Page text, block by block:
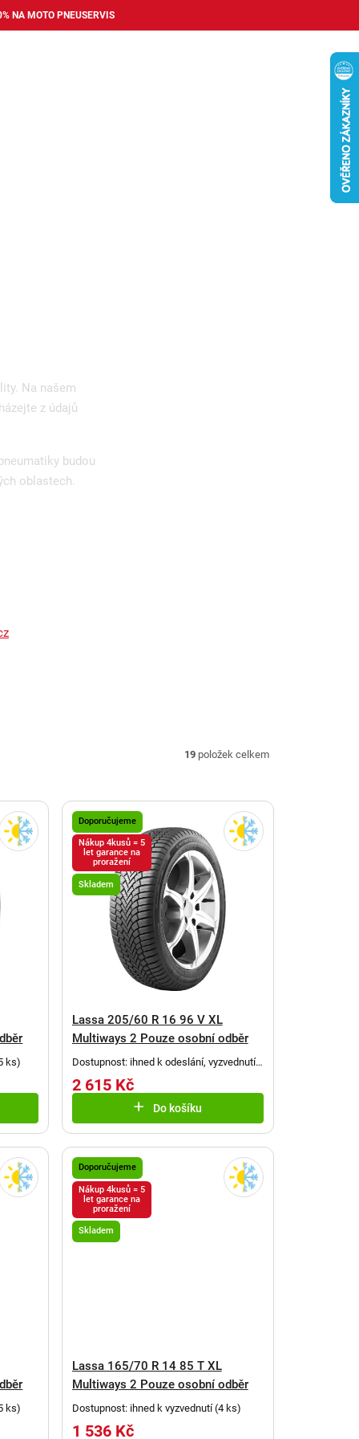
NA MOTO PNEUSERVIS
Nákupní
Na našem
z údajů
budou
oblastech.
19 položek celkem
ks)
Doporučujeme
Nákup 4kusů = 5
let garance na
proražení
Skladem
Lassa 205/60 R 16 96 V XL
Multiways 2 Pouze osobní odběr
Dostupnost: ihned k odeslání, vyzvednutí
2 615 Kč
Do košíku
ks)
Doporučujeme
Nákup 4kusů = 5
let garance na
proražení
Skladem
Lassa 165/70 R 14 85 T XL
Multiways 2 Pouze osobní odběr
Dostupnost: ihned k vyzvednutí(4 ks)
1 536 Kč